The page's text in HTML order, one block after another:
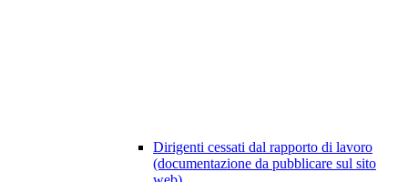
Dirigenti cessati dal rapporto di lavoro
(documentazione da pubblicare sul sito